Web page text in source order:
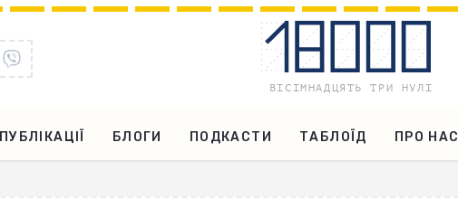
ПУБЛІКАЦІЇ БЛОГИ ПОДКАСТИ ТАБЛОЇД ПРО НАС